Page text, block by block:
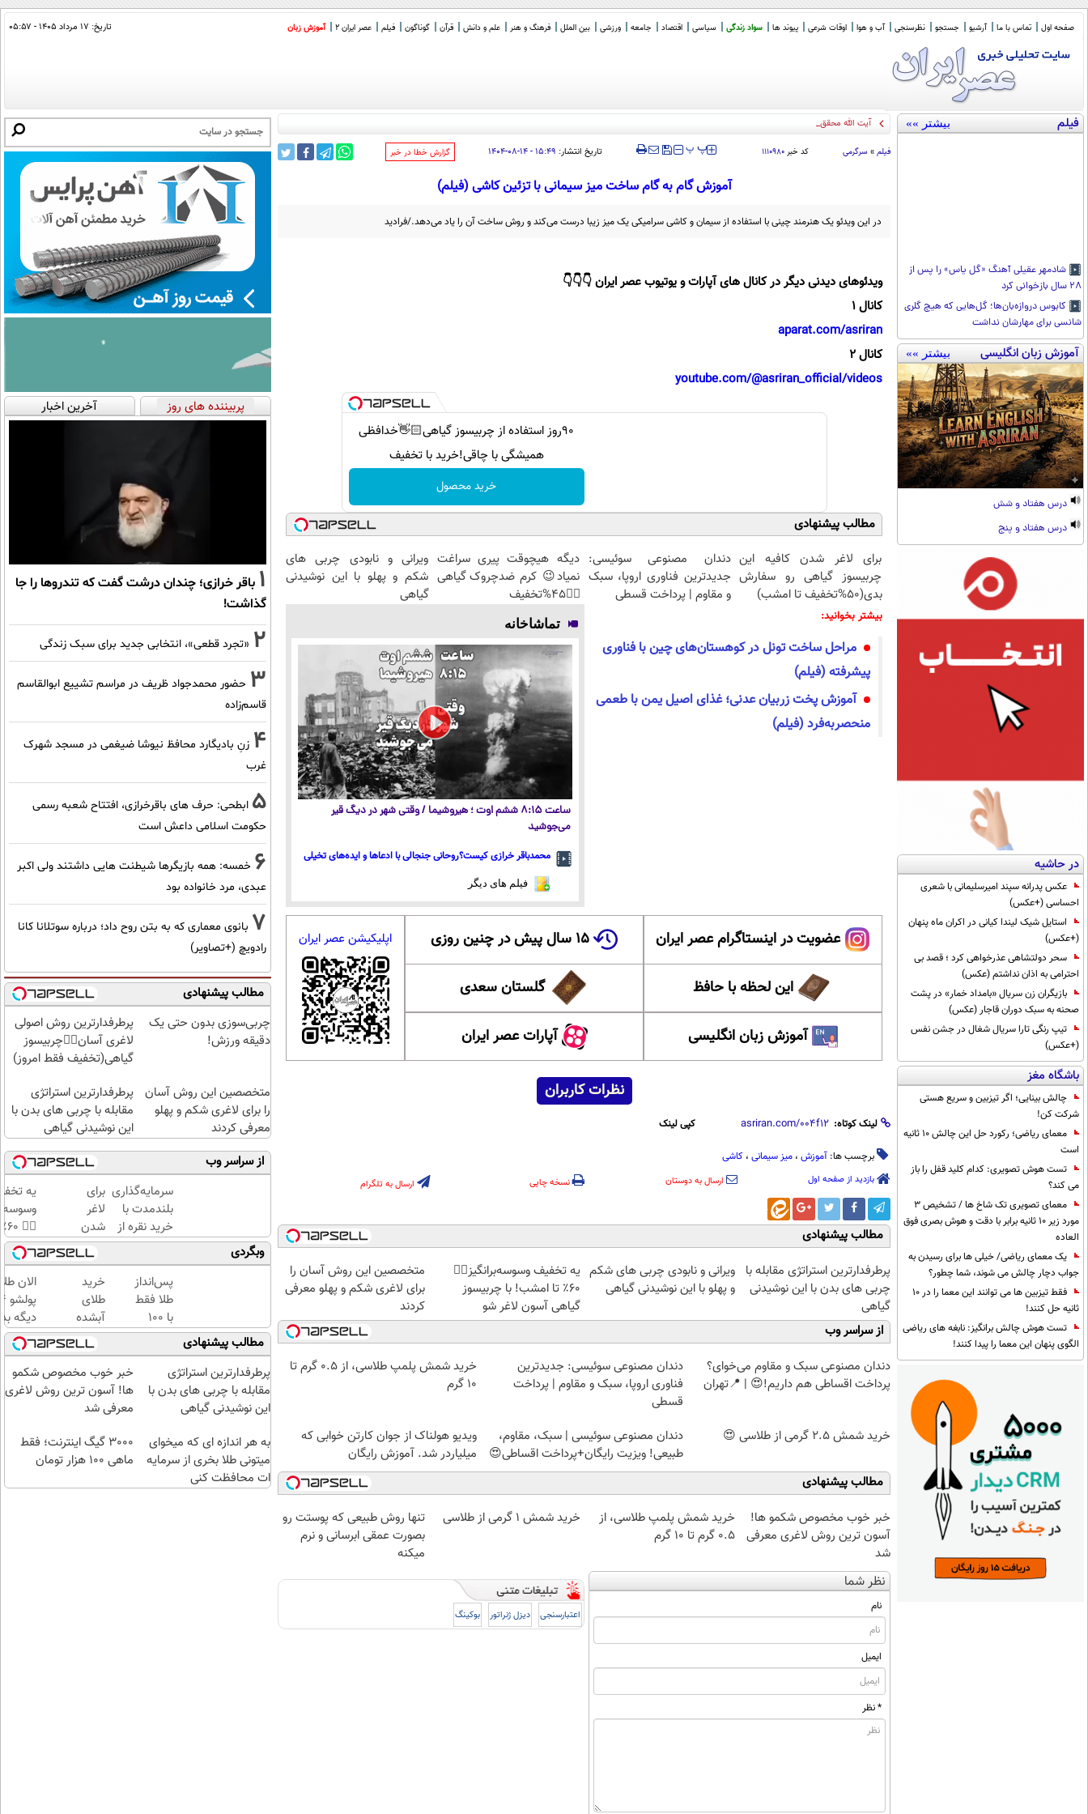
صفحه اول تماس با ما آرشیو جستجو نظرسنجی آب و هوا اوقات شرعی پیوند ها سواد زندگی سیاسی اقتصاد جامعه ورزشی بین الملل فرهنگ و هنر علم و دانش قرآن گوناگون فیلم عصر ایران 2 آموزش زبان تاریخ: ۱۷ مرداد ۱۴۰۵ - ۰۵:۵۷
فیلم بیشتر »»
شادمهر عقیلی آهنگ «گل یاس» را پس از
۲۸ سال بازخوانی کرد
کابوس دروازه‌بان‌ها؛ گل‌هایی که هیچ گلری
شانسی برای مهارشان نداشت
آموزش زبان انگلیسی بیشتر »»
درس هفتاد و شش
درس هفتاد و پنج
در حاشیه
عکس پدرانه سپند امیرسلیمانی با شعری
احساسی (+عکس)
استایل شیک لیندا کیانی در اکران ماه پنهان
(+عکس)
سحر دولتشاهی عذرخواهی کرد ؛ قصد بی
احترامی به اذان نداشتم (عکس)
بازیگران زن سریال «بامداد خمار» در پشت
صحنه به سبک دوران قاجار (عکس)
تیپ رنگی تارا سریال شغال در جشن نفس
(+عکس)
باشگاه مغز
چالش بینایی؛ اگر تیزبین و سریع هستی
شرکت کن!
معمای ریاضی؛ رکورد حل این چالش 10 ثانیه
است
تست هوش تصویری: کدام کلید قفل را باز
می کند؟
معمای تصویری تک شاخ ها / تشخیص 3
مورد زیر 10 ثانیه برابر با دقت و هوش بصری فوق
العاده
یک معمای ریاضی/ خیلی ها برای رسیدن به
جواب دچار چالش می شوند، شما چطور؟
فقط تیزبین ها می توانند این معما را در 10
ثانیه حل کنند!
تست هوش چالش برانگیز: نابغه های ریاضی
الگوی پنهان این معما را پیدا کنند!
آیت الله محقق داماد : در
فیلم » سرگرمی کد خبر۱۱۱۰۹۸۰ ‍‍‍ پپ تاریخ انتشار: ۱۵:۴۹ - ۱۴-۰۸-۱۴۰۴ ‌گزارش خطا در خبر
آموزش گام به گام ساخت میز سیمانی با تزئین کاشی (فیلم)
در این ویدئو یک هنرمند چینی با استفاده از سیمان و کاشی سرامیکی یک میز زیبا درست می‌کند و روش ساخت آن را یاد می‌دهد./فرادید
ویدئوهای دیدنی دیگر در کانال های آپارات و یوتیوب عصر ایران 👇👇👇
کانال 1
aparat.com/asriran
کانال 2
youtube.com/@asriran_official/videos
90روز استفاده از چربیسوز گیاهی👋🏻خدافظی
همیشگی با چاقی!خرید با تخفیف
خرید محصول
مطالب پیشنهادی
برای لاغر شدن کافیه این
چربیسوز گیاهی رو سفارش
بدی(50%تخفیف تا امشب)
دندان مصنوعی سوئیسی:
جدیدترین فناوری اروپا، سبک
و مقاوم | پرداخت قسطی
دیگه هیچوقت پیری سراغت
نمیاد😉 کرم ضدچروک گیاهی
👈🏻45%تخفیف
ویرانی و نابودی چربی های
شکم و پهلو با این نوشیدنی
گیاهی
بیشتر بخوانید:
مراحل ساخت تونل در کوهستان‌های چین با فناوری
پیشرفته (فیلم)
آموزش پخت زربیان عدنی؛ غذای اصیل یمن با طعمی
منحصر‌به‌فرد (فیلم)
تماشاخانه
ساعت ۸:۱۵ ششم اوت ؛ هیروشیما / وقتی شهر در دیگ قیر
می‌جوشید
محمدباقر خرازی کیست؟روحانی جنجالی با ادعاها و ایده‌های تخیلی
فیلم های دیگر
عضویت در اینستاگرام عصر ایران ۱۵ سال پیش در چنین روزی
این لحظه با حافظ گلستان سعدی
آموزش زبان انگلیسی آپارات عصر ایران
اپلیکیشن عصر ایران
نظرات کاربران
لینک کوتاه: کپی لینک
برچسب ها: آموزش ، میز سیمانی ، کاشی
بازدید از صفحه اول ارسال به دوستان نسخه چاپی ارسال به تلگرام
مطالب پیشنهادی
پرطرفدارترین استراتژی مقابله با
چربی های بدن با این نوشیدنی
گیاهی
ویرانی و نابودی چربی های شکم
و پهلو با این نوشیدنی گیاهی
یه تخفیف وسوسه‌برانگیز👈🏻
60٪ تا امشب! با چربیسوز
گیاهی آسون لاغر شو
متخصصین این روش آسان را
برای لاغری شکم و پهلو معرفی
کردند
از سراسر وب
دندان مصنوعی سبک و مقاوم می‌خوای؟
پرداخت اقساطی هم داریم!😍 | 📍تهران
دندان مصنوعی سوئیسی: جدیدترین
فناوری اروپا، سبک و مقاوم | پرداخت
قسطی
خرید شمش پلمپ طلاسی، از ۰.۵ گرم تا
۱۰ گرم
خرید شمش 2.5 گرمی از طلاسی 😍
دندان مصنوعی سوئیسی | سبک، مقاوم،
طبیعی! ویزیت رایگان+پرداخت اقساطی😍
ویدیو هولناک از جوان کارتن خوابی که
میلیاردر شد. آموزش رایگان
مطالب پیشنهادی
خبر خوب مخصوص شکمو ها!
آسون ترین روش لاغری معرفی
شد
خرید شمش پلمپ طلاسی، از
۰.۵ گرم تا ۱۰ گرم
خرید شمش 1 گرمی از طلاسی
تنها روش طبیعی که پوستت رو
بصورت عمقی ابرسانی و نرم
میکنه
نظر شما
نام
ایمیل
* نظر
اعتبارسنجی دیزل ژنراتور بوکینگ
پربیننده های روز آخرین اخبار
1 باقر خرازی؛ چندان درشت گفت که تندروها را جا
گذاشت!
2 «تجرد قطعی»، انتخابی جدید برای سبک زندگی
3 حضور محمدجواد ظریف در مراسم تشییع ابوالقاسم
قاسم‌زاده
4 زنِ بادیگارد محافظ نیوشا ضیغمی در مسجد شهرک
غرب
5 ابطحی: حرف های باقرخرازی، افتتاح شعبه رسمی
حکومت اسلامی داعش است
6 خمسه: همه بازیگرها شیطنت هایی داشتند ولی اکبر
عبدی، مرد خانواده بود
7 بانوی معماری که به بتن روح داد؛ درباره سوتلانا کانا
رادویچ (+تصاویر)
مطالب پیشنهادی
چربی‌سوزی بدون حتی یک
دقیقه ورزش!
پرطرفدارترین روش اصولی
لاغری آسان👈🏻چربیسوز
گیاهی(تخفیف فقط امروز)
متخصصین این روش آسان
را برای لاغری شکم و پهلو
معرفی کردند
پرطرفدارترین استراتژی
مقابله با چربی های بدن با
این نوشیدنی گیاهی
از سراسر وب
سرمایه‌گذاری
بلندمدت با
خرید نقره از
دیجی‌کالا
برای
لاغر
شدن
کافیه
این
چربیسوز
گیاهی
رو
سفارش
بدی(50%تخفیف
تا
امشب)
یه
امشب!
گیاهی
لاغر شو
وبگردی
پس‌انداز
طلا فقط
با ۱۰۰
هزارتومان
(امن و
راحت)
خرید
طلای
آبشده
حتی با
۱۰۰هزارتومان
الان
دیگه
طلا با
بی‌بهره
مطالب پیشنهادی
پرطرفدارترین استراتژی
مقابله با چربی های بدن با
این نوشیدنی گیاهی
خبر خوب مخصوص شکمو
ها! آسون ترین روش لاغری
معرفی شد
به هر اندازه ای که میخوای
میتونی طلا بخری از سرمایه
ات محافظت کنی
3000 گیگ اینترنت؛ فقط
ماهی 100 هزار تومان